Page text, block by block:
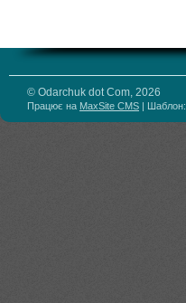
© Odarchuk dot Com, 2026
Працює на MaxSite CMS | Шаблон: